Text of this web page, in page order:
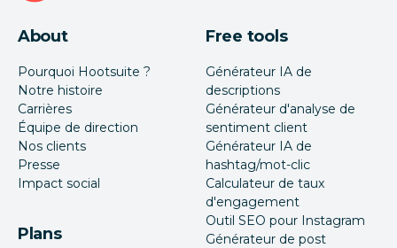
About
Pourquoi Hootsuite ?
Notre histoire
Carrières
Équipe de direction
Nos clients
Presse
Impact social
Plans
Free tools
Générateur IA de
descriptions
Générateur d'analyse de
sentiment client
Générateur IA de
hashtag/mot-clic
Calculateur de taux
d'engagement
Outil SEO pour Instagram
Générateur de post